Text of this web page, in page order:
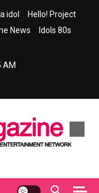
idol
Hello! Project
News
Idols 80s
AM